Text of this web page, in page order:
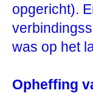
opgericht).
was op het
Opheffing